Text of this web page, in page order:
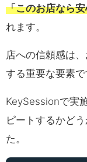
「このお店なら
れます。
店への信頼感は
する重要な要素で
KeySessionで実
ピートするかど
た。